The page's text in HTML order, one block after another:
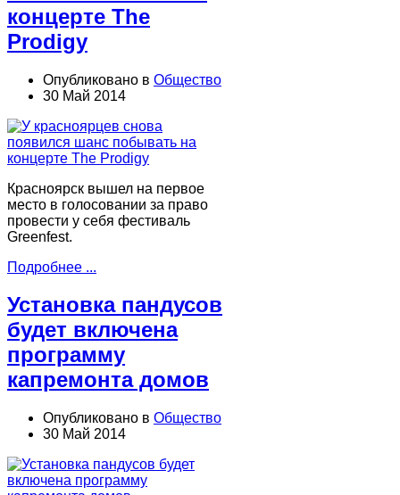
концерте The
Prodigy
Опубликовано в Общество
30 Май 2014
Красноярск вышел на первое
место в голосовании за право
провести у себя фестиваль
Greenfest.
Подробнее ...
Установка пандусов
будет включена
программу
капремонта домов
Опубликовано в Общество
30 Май 2014